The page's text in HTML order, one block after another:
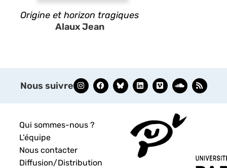
Origine et horizon tragiques
Alaux Jean
Nous suivre
Qui sommes-nous ?
L’équipe
Nous contacter
Diffusion/Distribution